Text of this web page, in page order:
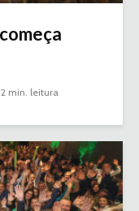
2 min. leitura